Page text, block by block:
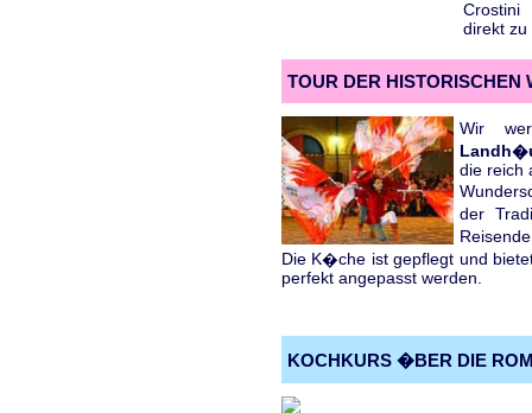
Crostini
direkt zu
TOUR DER HISTORISCHEN
Wir
die reich
der
Die K�che ist gepflegt und
perfekt angepasst werden.
KOCHKURS �BER DIE